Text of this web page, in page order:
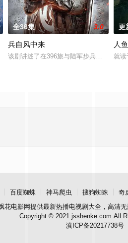
，在艰苦环境中长大，但她始终刻苦学
大以后，林知夏忽然对他说：“江逾白，我
全36集 3.0
兵自风中来
该剧讲述了在396旅与陆军步兵学院联合
更
人
就
百度蜘蛛 神马爬虫 搜狗蜘蛛 奇
花电影网提供最新热播电视剧大全，高清
Copyright © 2021 jsshenke.com All
滇ICP备20217738号